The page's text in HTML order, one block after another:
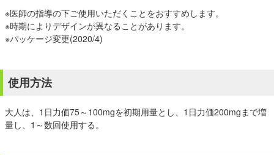
※医師の指導の下ご使用いただくことをおすすめします。
※時期によりデザインが異なることがあります。
※パッケージ変更(2020/4)
使用方法
大人は、1日力価75～100mgを初期用量とし、1日力価200mgまで増
量し、1～数回使用する。